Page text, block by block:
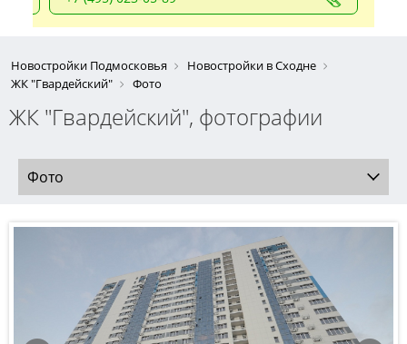
Новостройки Подмосковья
Новостройки в Сходне
ЖК "Гвардейский"
Фото
ЖК "Гвардейский", фотографии
Фото